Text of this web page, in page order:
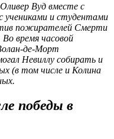
Вуд вместе с
учениками и студентами
пожирателей Смерти
время часовой
де-Морт
Невиллу собирать и
(в том числе и Колина
победы в